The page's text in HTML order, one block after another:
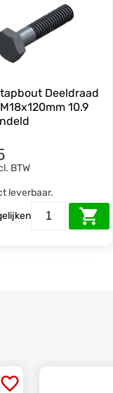
Deeldraad
10.9
BTW
leverbaar.